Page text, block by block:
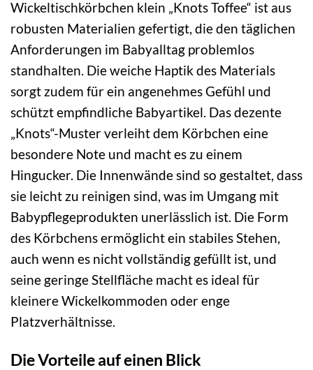
Wickeltischkörbchen klein „Knots Toffee“ ist aus
robusten Materialien gefertigt, die den täglichen
Anforderungen im Babyalltag problemlos
standhalten. Die weiche Haptik des Materials
sorgt zudem für ein angenehmes Gefühl und
schützt empfindliche Babyartikel. Das dezente
„Knots“-Muster verleiht dem Körbchen eine
besondere Note und macht es zu einem
Hingucker. Die Innenwände sind so gestaltet, dass
sie leicht zu reinigen sind, was im Umgang mit
Babypflegeprodukten unerlässlich ist. Die Form
des Körbchens ermöglicht ein stabiles Stehen,
auch wenn es nicht vollständig gefüllt ist, und
seine geringe Stellfläche macht es ideal für
kleinere Wickelkommoden oder enge
Platzverhältnisse.
Die Vorteile auf einen Blick